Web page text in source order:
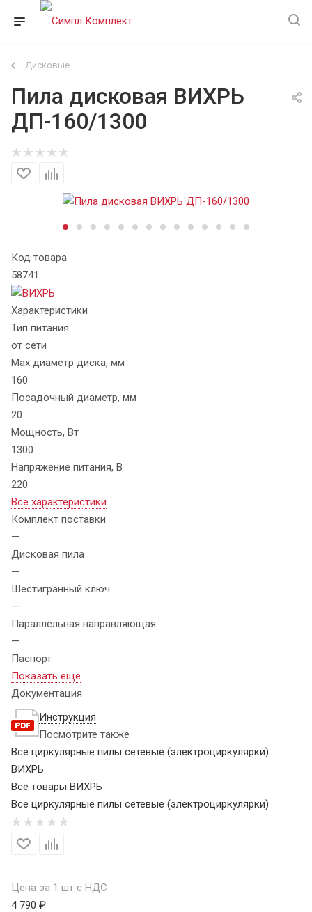
Дисковые
Пила дисковая ВИХРЬ
ДП-160/1300
Код товара
58741
Характеристики
Тип питания
от сети
Max диаметр диска, мм
160
Посадочный диаметр, мм
20
Мощность, Вт
1300
Напряжение питания, В
220
Все характеристики
Комплект поставки
—
Дисковая пила
—
Шестигранный ключ
—
Параллельная направляющая
—
Паспорт
Показать ещё
Документация
Инструкция
Посмотрите также
Все циркулярные пилы сетевые (электроциркулярки)
ВИХРЬ
Все товары ВИХРЬ
Все циркулярные пилы сетевые (электроциркулярки)
Цена за 1 шт с НДС
4 790 ₽